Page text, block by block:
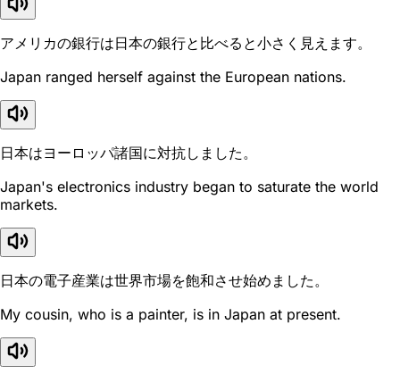
アメリカの銀行は日本の銀行と比べると小さく見えます。
Japan ranged herself against the European nations.
日本はヨーロッパ諸国に対抗しました。
Japan's electronics industry began to saturate the world
markets.
日本の電子産業は世界市場を飽和させ始めました。
My cousin, who is a painter, is in Japan at present.